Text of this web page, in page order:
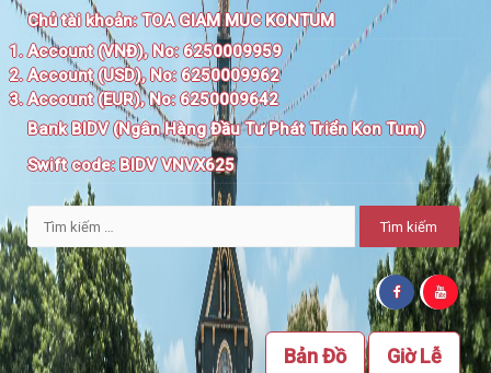
Chủ tài khoản:TOA GIAM MUC KONTUM
Account (VNĐ), No: 6250009959
Account (USD), No: 6250009962
Account (EUR), No: 6250009642
Bank BIDV (Ngân Hàng Đầu Tư Phát Triển Kon Tum)
Swift code:BIDV VNVX625
Tìm
kiếm
cho:
Giờ Lễ
Bản Đồ